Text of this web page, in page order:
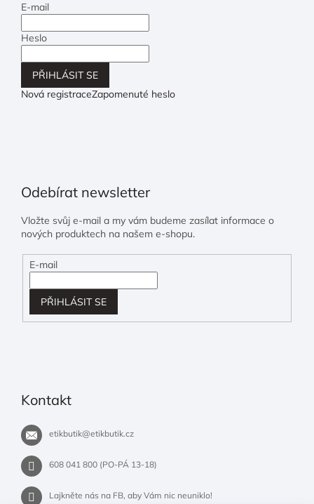
E-mail
Heslo
PŘIHLÁSIT SE
Nová registraceZapomenuté heslo
Odebírat newsletter
Vložte svůj e-mail a my vám budeme zasílat informace o
nových produktech na našem e-shopu.
E-mail
PŘIHLÁSIT SE
Kontakt
etikbutik@etikbutik.cz
608 041 800 (PO-PÁ 13-18)
Lajkněte nás na FB, aby Vám nic neuniklo!